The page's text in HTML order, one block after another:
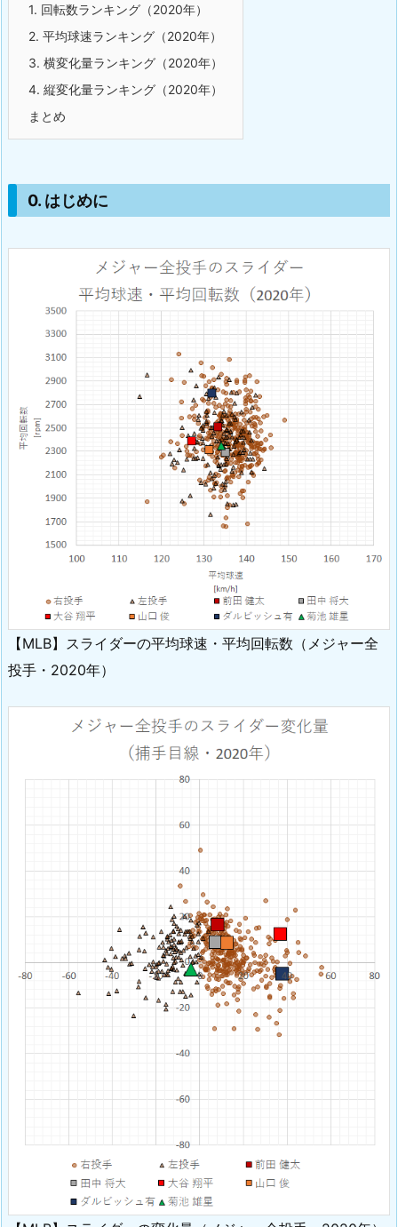
1. 回転数ランキング（2020年）
2. 平均球速ランキング（2020年）
3. 横変化量ランキング（2020年）
4. 縦変化量ランキング（2020年）
まとめ
0. はじめに
【MLB】スライダーの平均球速・平均回転数（メジャー全
投手・2020年）